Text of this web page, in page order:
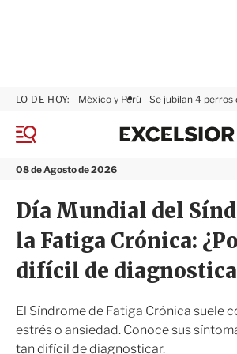
M
n
08 de Agosto de 2026
LO DE HOY: México y Perú Se jubilan 4
x
s
i
r
Día Mundial del
la Fatiga Crónica:
difícil de
El Síndrome de Fatiga Crónica suele
estrés o ansiedad. Conoce sus
tan difícil de diagnosticar.